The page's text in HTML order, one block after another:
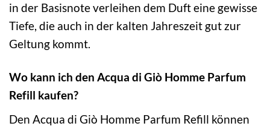
in der Basisnote verleihen dem Duft eine gewisse
Tiefe, die auch in der kalten Jahreszeit gut zur
Geltung kommt.
Wo kann ich den Acqua di Giò Homme Parfum
Refill kaufen?
Den Acqua di Giò Homme Parfum Refill können